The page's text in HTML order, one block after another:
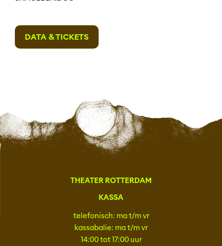
DATA & TICKETS
THEATER ROTTERDAM
KASSA
telefonisch: ma t/m vr
kassabalie: ma t/m vr
14:00 tot 17:00 uur